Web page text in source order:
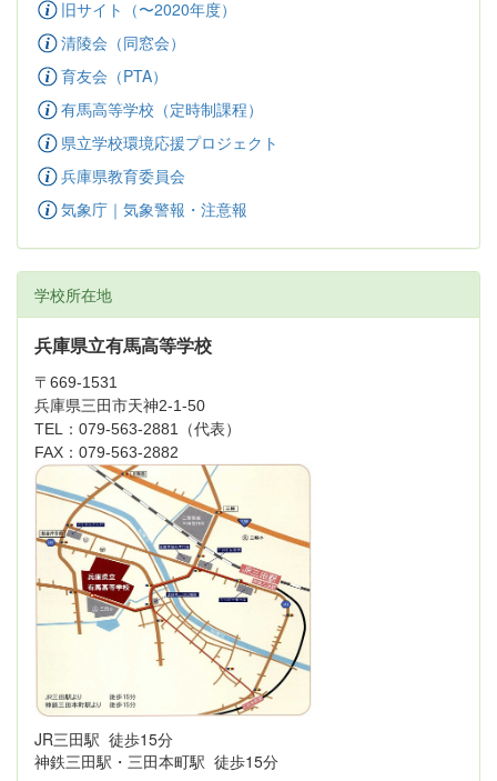
旧サイト（〜2020年度）
清陵会（同窓会）
育友会（PTA）
有馬高等学校（定時制課程）
県立学校環境応援プロジェクト
兵庫県教育委員会
気象庁｜気象警報・注意報
学校所在地
兵庫県立有馬高等学校
〒669-1531
兵庫県三田市天神2-1-50
TEL：079-563-2881（代表）
FAX：079-563-2882
JR三田駅 徒歩15分
神鉄三田駅・三田本町駅 徒歩15分